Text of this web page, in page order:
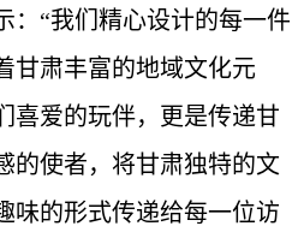
：“我们精心设计的每一件
甘肃丰富的地域文化元
喜爱的玩伴，更是传递甘
的使者，将甘肃独特的文
味的形式传递给每一位访